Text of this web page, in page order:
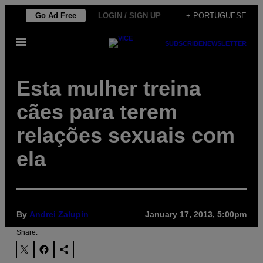
Skip
content
Go Ad Free LOGIN / SIGN UP + PORTUGUESE
Open
SUBSCRIBENEWSLETTER
Esta mulher treina
cães para terem
relações sexuais com
ela
By Andrei Zalupin January 17, 2013, 5:00pm
Share: